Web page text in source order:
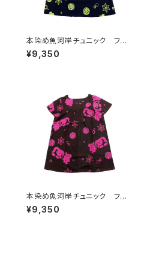
本染め魚河岸チュニック フリ
ーサイズ 浴衣生地 涼麻柄
紺×ライム 日本製 注染そ
¥9,350
本染め魚河岸チュニック フリ
ーサイズ 浴衣生地 涼麻柄
こげ茶×ピンク 日本製 注染
¥9,350